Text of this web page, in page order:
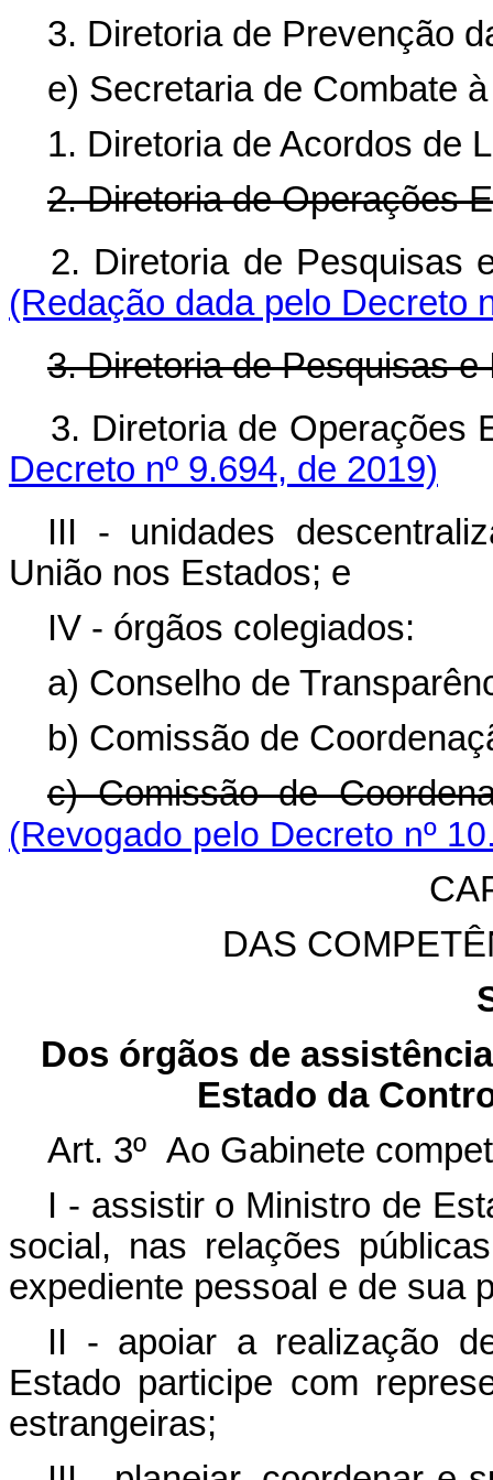
3. Diretoria de Prevenção
e) Secretaria de Combate
1. Diretoria de Acordos de
2. Diretoria de Operações
2. Diretoria de Pesquisas
(Redação dada pelo Decreto
3. Diretoria de Pesquisas
3. Diretoria de
Decreto nº 9.694, de 2019)
III - unidades
União nos Estados; e
IV - órgãos colegiados:
a) Conselho de
b) Comissão de
c) Comissão de
(Revogado pelo Decreto nº
DAS
Dos órgãos de
Estado da
Art. 3º Ao Gabinete
I - assistir o Ministro de
social, nas relações
expediente pessoal e de sua
II - apoiar a realização
Estado participe com
estrangeiras;